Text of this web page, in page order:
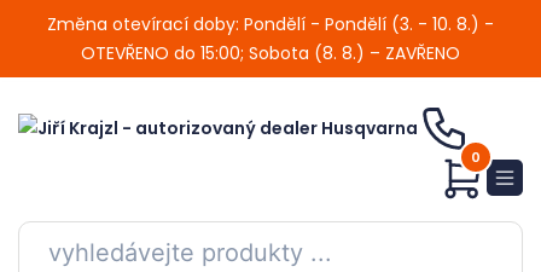
Změna otevírací doby: Pondělí - Pondělí (3. - 10. 8.) -
OTEVŘENO do 15:00; Sobota (8. 8.) – ZAVŘENO
0